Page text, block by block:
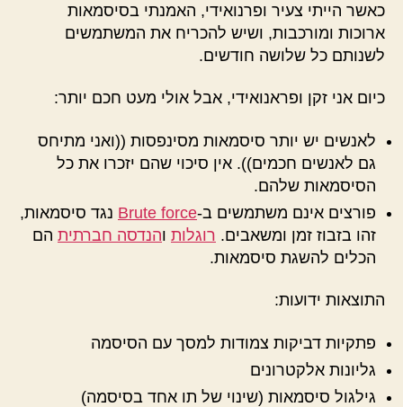
כאשר הייתי צעיר ופרנואידי, האמנתי בסיסמאות
ארוכות ומורכבות, ושיש להכריח את המשתמשים
לשנותם כל שלושה חודשים.
כיום אני זקן ופראנואידי, אבל אולי מעט חכם יותר:
לאנשים יש יותר סיסמאות מסינפסות ((ואני מתיחס
גם לאנשים חכמים)). אין סיכוי שהם יזכרו את כל
הסיסמאות שלהם.
פורצים אינם משתמשים ב-Brute force נגד סיסמאות,
זהו בזבוז זמן ומשאבים. רוגלות והנדסה חברתית הם
הכלים להשגת סיסמאות.
התוצאות ידועות:
פתקיות דביקות צמודות למסך עם הסיסמה
גליונות אלקטרונים
גילגול סיסמאות (שינוי של תו אחד בסיסמה)